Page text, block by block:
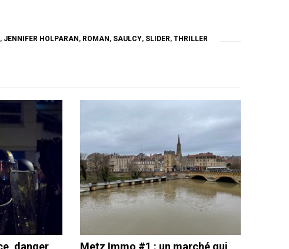
, JENNIFER HOLPARAN , ROMAN , SAULCY, SLIDER,THRILLER
danger Metz Immo #1 : un marché qui